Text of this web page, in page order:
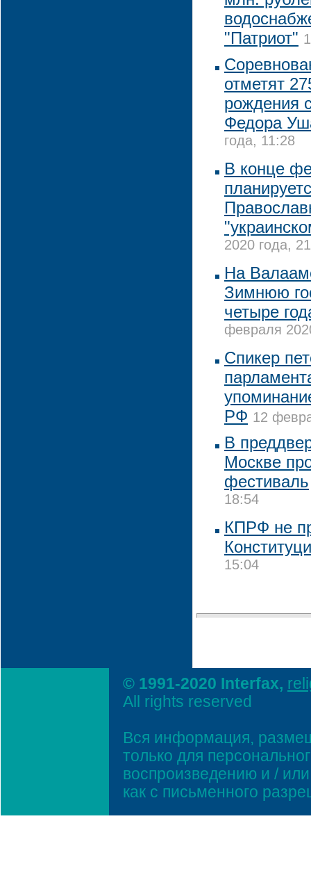
"Патриот"
отметят
рождения
Федора
года, 11:28
В конце
2020 года,
На
Зимнюю
четыре
февраля
Спикер
РФ 12
В
Москве
фестиваль
18:54
КПРФ не
15:04
© 1991-2020 Interfax,
All rights reserved
Вся информация,
только для
воспроизведению и /
как с письменного